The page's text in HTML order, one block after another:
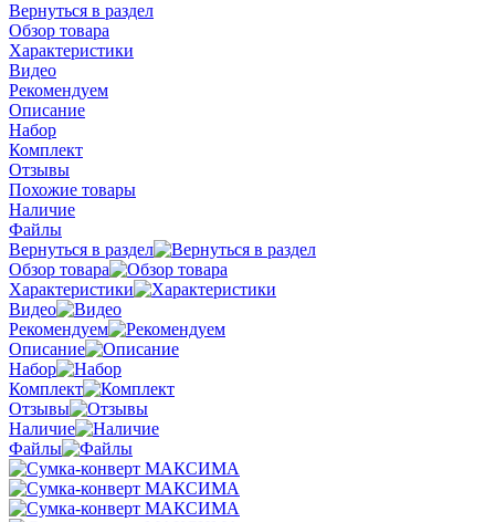
Вернуться в раздел
Обзор товара
Характеристики
Видео
Рекомендуем
Описание
Набор
Комплект
Отзывы
Похожие товары
Наличие
Файлы
Вернуться в раздел
Обзор товара
Характеристики
Видео
Рекомендуем
Описание
Набор
Комплект
Отзывы
Наличие
Файлы